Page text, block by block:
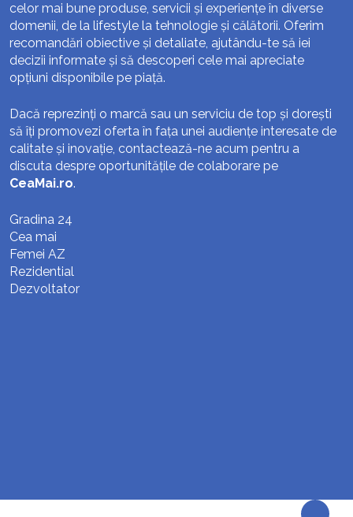
celor mai bune produse, servicii și experiențe în diverse
domenii, de la lifestyle la tehnologie și călătorii. Oferim
recomandări obiective și detaliate, ajutându-te să iei
decizii informate și să descoperi cele mai apreciate
opțiuni disponibile pe piață.
Dacă reprezinți o marcă sau un serviciu de top și dorești
să îți promovezi oferta în fața unei audiențe interesate de
calitate și inovație, contactează-ne acum pentru a
discuta despre oportunitățile de colaborare pe
CeaMai.ro.
Gradina 24
Cea mai
Femei AZ
Rezidential
Dezvoltator